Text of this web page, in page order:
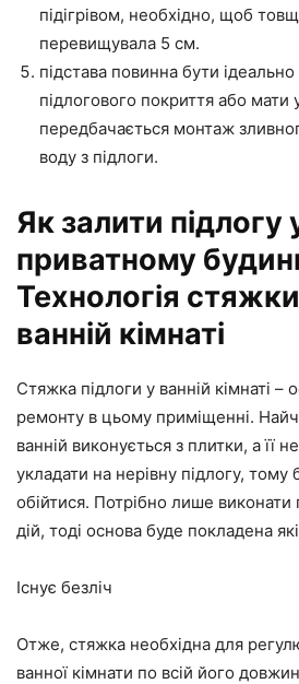
підігрівом, необхідно, щоб
перевищувала 5 см.
підстава повинна бути
підлогового покриття або мати
передбачається монтаж
воду з підлоги.
Як залити підлогу
приватному
Технологія
ванній кімнаті
Стяжка підлоги у ванній кімнаті –
ремонту в цьому приміщенні.
ванній виконується з плитки, а її
укладати на нерівну підлогу, тому
обійтися. Потрібно лише виконати
дій, тоді основа буде покладена
Існує безліч
Отже, стяжка необхідна для
ванної кімнати по всій його